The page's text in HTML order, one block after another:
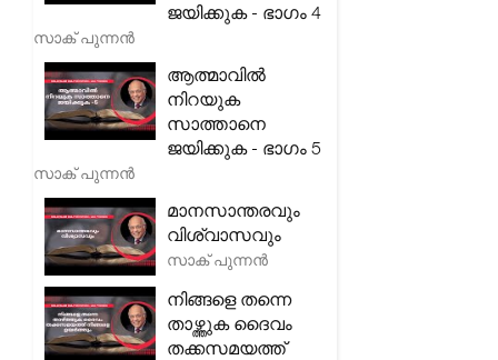
ജയിക്കുക - ഭാഗം 4
സാക് പുന്നൻ
ആത്മാവിൽ
നിറയുക
സാത്താനെ
ജയിക്കുക - ഭാഗം 5
സാക് പുന്നൻ
മാനസാന്തരവും
വിശ്വാസവും
സാക് പുന്നൻ
നിങ്ങളെ തന്നെ
താഴ്ത്തുക ദൈവം
തക്കസമയത്ത്